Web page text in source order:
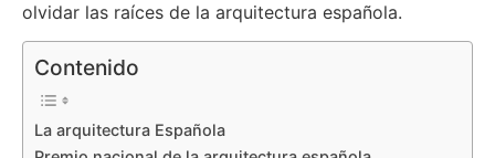
olvidar las raíces de la arquitectura española.
Contenido
La arquitectura Española